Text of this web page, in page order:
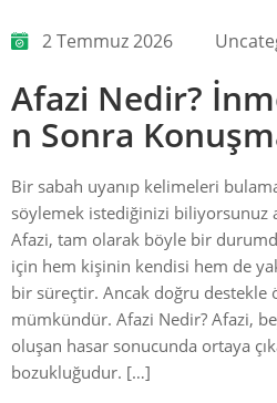
2 Temmuz 2026
Afazi Nedir?
n Sonra
Bir sabah uyanıp kelimeleri
söylemek istediğinizi biliyorsunuz
Afazi, tam olarak böyle bir
için hem kişinin kendisi hem de
bir süreçtir. Ancak doğru destekle
mümkündür. Afazi Nedir? Afazi,
oluşan hasar sonucunda ortaya
bozukluğudur. […]